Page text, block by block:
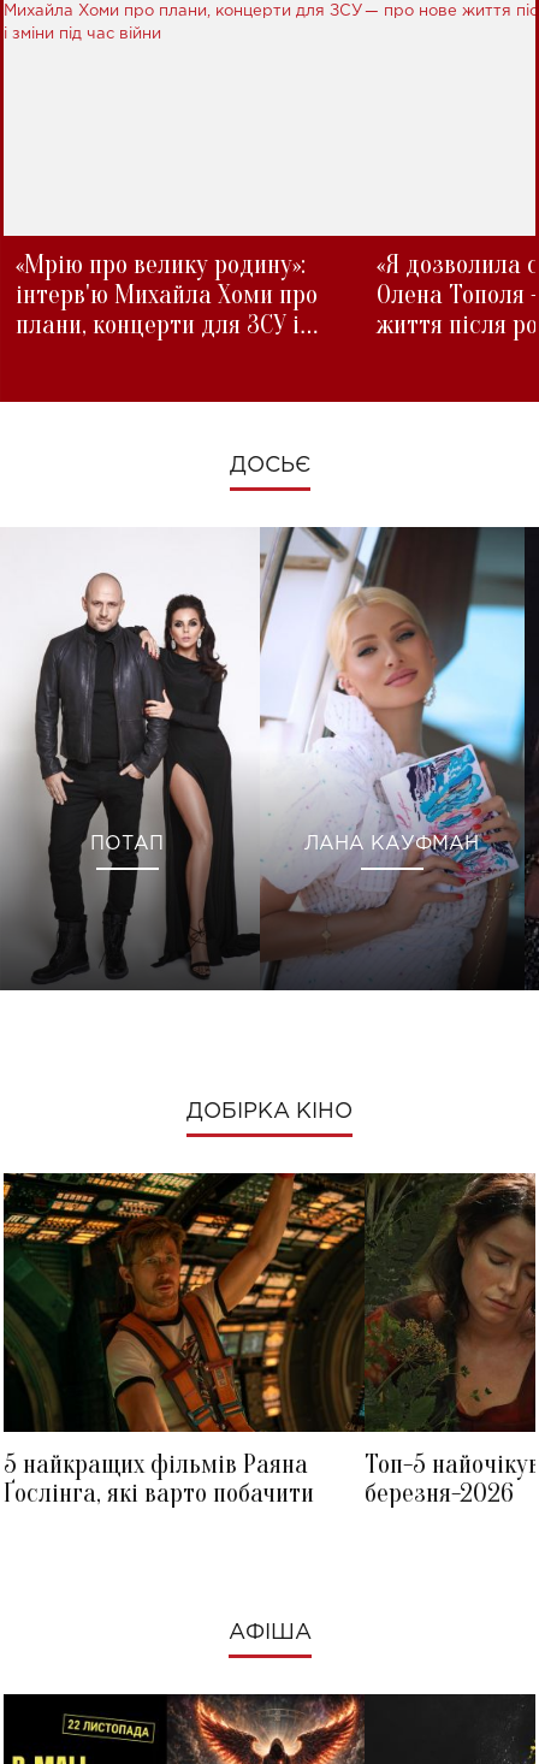
«Мрію про велику родину»:
інтерв'ю Михайла Хоми про
плани, концерти для ЗСУ і
«Я дозволила
Олена Тополя
життя після
ДОСЬЄ
ПОТАП ЛАНА КАУФМАН
ДОБІРКА КІНО
5 найкращих фільмів Раяна
Ґослінга, які варто побачити
Топ-5
березня-2026
АФІША